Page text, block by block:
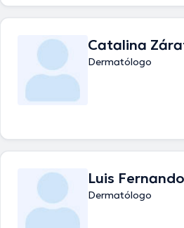
Catalina
Dermatólogo
Luis
Dermatólogo